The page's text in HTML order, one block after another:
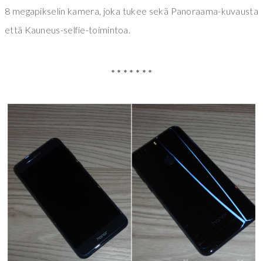
8 megapikselin kamera, joka tukee sekä Panoraama-kuvausta
että Kauneus-selfie-toimintoa.
* * * * * * *